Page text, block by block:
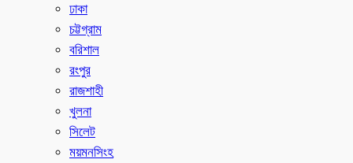
ঢাকা
চট্টগ্রাম
বরিশাল
রংপুর
রাজশাহী
খুলনা
সিলেট
ময়মনসিংহ